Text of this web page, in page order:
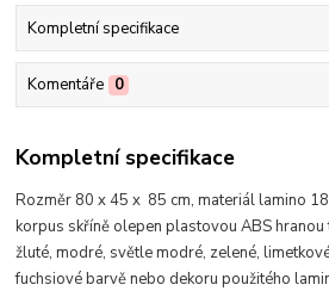
Kompletní specifikace
Komentáře 0
Kompletní specifikace
Rozměr 80 x 45 x 85 cm, materiál lamino
korpus skříně olepen plastovou ABS
žluté, modré, světle modré, zelené,
fuchsiové barvěnebo dekoru použitého